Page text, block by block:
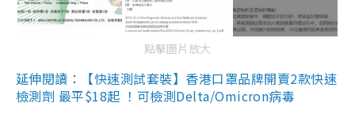
點擊圖片放大
延伸閱讀：【快速測試套裝】香港口罩品牌開賣2款快速
檢測劑 最平$18起 ！可檢測Delta/Omicron病毒